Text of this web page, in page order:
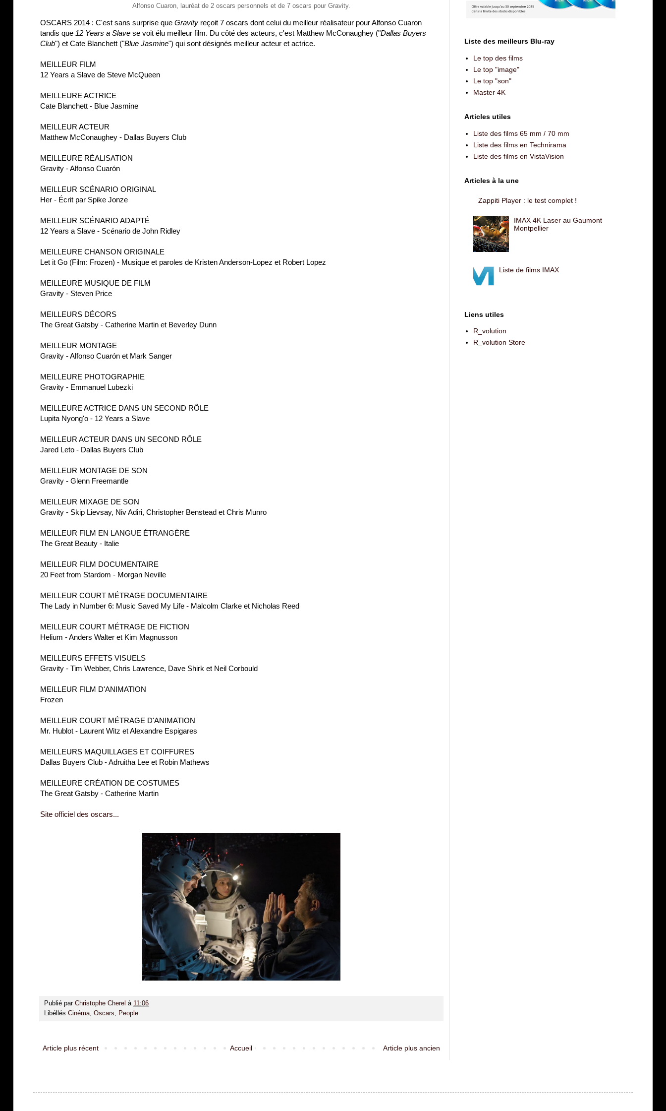
Alfonso Cuaron, lauréat de 2 oscars personnels et de 7 oscars pour Gravity.
OSCARS 2014 : C'est sans surprise que Gravity reçoit 7 oscars dont celui du meilleur réalisateur pour Alfonso Cuaron
tandis que 12 Years a Slave se voit élu meilleur film. Du côté des acteurs, c'est Matthew McConaughey ("Dallas Buyers
Club") et Cate Blanchett ("Blue Jasmine") qui sont désignés meilleur acteur et actrice.
MEILLEUR FILM
12 Years a Slave de Steve McQueen
MEILLEURE ACTRICE
Cate Blanchett - Blue Jasmine
MEILLEUR ACTEUR
Matthew McConaughey - Dallas Buyers Club
MEILLEURE RÉALISATION
Gravity - Alfonso Cuarón
MEILLEUR SCÉNARIO ORIGINAL
Her - Écrit par Spike Jonze
MEILLEUR SCÉNARIO ADAPTÉ
12 Years a Slave - Scénario de John Ridley
MEILLEURE CHANSON ORIGINALE
Let it Go (Film: Frozen) - Musique et paroles de Kristen Anderson-Lopez et Robert Lopez
MEILLEURE MUSIQUE DE FILM
Gravity - Steven Price
MEILLEURS DÉCORS
The Great Gatsby - Catherine Martin et Beverley Dunn
MEILLEUR MONTAGE
Gravity - Alfonso Cuarón et Mark Sanger
MEILLEURE PHOTOGRAPHIE
Gravity - Emmanuel Lubezki
MEILLEURE ACTRICE DANS UN SECOND RÔLE
Lupita Nyong'o - 12 Years a Slave
MEILLEUR ACTEUR DANS UN SECOND RÔLE
Jared Leto - Dallas Buyers Club
MEILLEUR MONTAGE DE SON
Gravity - Glenn Freemantle
MEILLEUR MIXAGE DE SON
Gravity - Skip Lievsay, Niv Adiri, Christopher Benstead et Chris Munro
MEILLEUR FILM EN LANGUE ÉTRANGÈRE
The Great Beauty - Italie
MEILLEUR FILM DOCUMENTAIRE
20 Feet from Stardom - Morgan Neville
MEILLEUR COURT MÉTRAGE DOCUMENTAIRE
The Lady in Number 6: Music Saved My Life - Malcolm Clarke et Nicholas Reed
MEILLEUR COURT MÉTRAGE DE FICTION
Helium - Anders Walter et Kim Magnusson
MEILLEURS EFFETS VISUELS
Gravity - Tim Webber, Chris Lawrence, Dave Shirk et Neil Corbould
MEILLEUR FILM D'ANIMATION
Frozen
MEILLEUR COURT MÉTRAGE D'ANIMATION
Mr. Hublot - Laurent Witz et Alexandre Espigares
MEILLEURS MAQUILLAGES ET COIFFURES
Dallas Buyers Club - Adruitha Lee et Robin Mathews
MEILLEURE CRÉATION DE COSTUMES
The Great Gatsby - Catherine Martin
Site officiel des oscars...
Publié par Christophe Cherel à 11:06
Libéllés Cinéma Oscars People
Article plus récent Article plus ancien
Accueil
Liste des meilleurs Blu-ray
Le top des films
Le top "image"
Le top "son"
Master 4K
Articles utiles
Liste des films 65 mm / 70 mm
Liste des films en Technirama
Liste des films en VistaVision
Articles à la une
Zappiti Player : le test complet !
IMAX 4K Laser au Gaumont
Montpellier
Liste de films IMAX
Liens utiles
R_volution
R_volution Store